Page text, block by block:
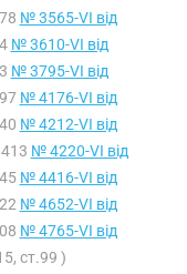
№ 3565-VI від
№ 3610-VI від
№ 3795-VI від
№ 4176-VI від
№ 4212-VI від
№ 4220-VI від
№ 4416-VI від
№ 4652-VI від
№ 4765-VI від
ст.99 )